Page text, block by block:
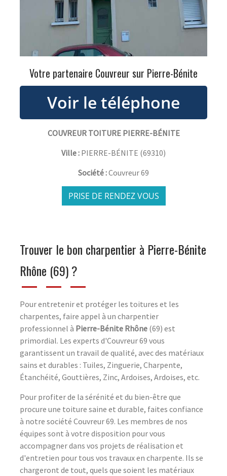
Votre partenaire Couvreur sur Pierre-Bénite
COUVREUR TOITURE PIERRE-BÉNITE
Ville : PIERRE-BÉNITE (69310)
Société :Couvreur 69
PRISE DE RENDEZ VOUS
Trouver le bon charpentier à Pierre-Bénite
Rhône (69) ?
Pour entretenir et protéger les toitures et les
charpentes, faire appel à un charpentier
professionnel à Pierre-Bénite Rhône (69) est
primordial. Les experts d'Couvreur 69 vous
garantissent un travail de qualité, avec des matériaux
sains et durables : Tuiles, Zinguerie, Charpente,
Étanchéité, Gouttières, Zinc, Ardoises, Ardoises, etc.
Pour profiter de la sérénité et du bien-être que
procure une toiture saine et durable, faites confiance
à notre société Couvreur 69. Les membres de nos
équipes sont à votre disposition pour vous
accompagner dans vos projets de réalisation et
d'entretien pour tous vos travaux en charpente. Ils se
chargeront de tout, quels que soient les matériaux